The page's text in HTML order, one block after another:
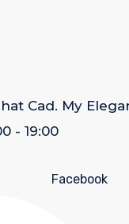
Cad. My
- 19:00
Facebook